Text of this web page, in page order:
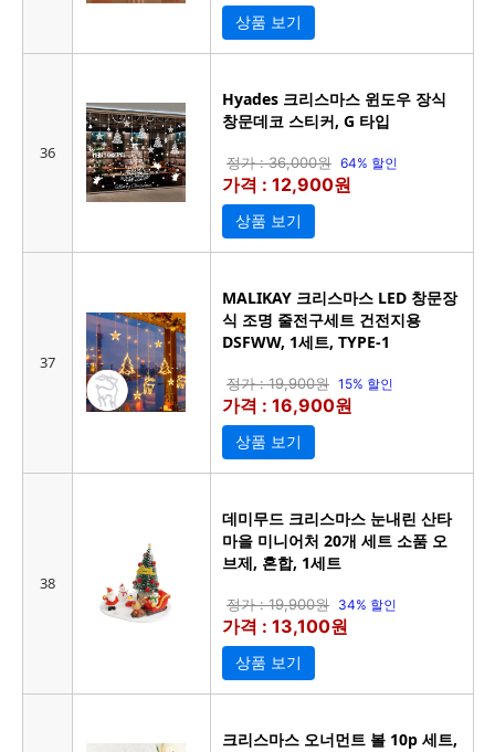
상품 보기
36
Hyades 크리스마스 윈도우 장식
창문데코 스티커, G 타입
정가 : 36,000원 64% 할인
가격 : 12,900원
상품 보기
37
MALIKAY 크리스마스 LED 창문장
식 조명 줄전구세트 건전지용
DSFWW, 1세트, TYPE-1
정가 : 19,900원 15% 할인
가격 : 16,900원
상품 보기
38
데미무드 크리스마스 눈내린 산타
마을 미니어처 20개 세트 소품 오
브제, 혼합, 1세트
정가 : 19,900원 34% 할인
가격 : 13,100원
상품 보기
크리스마스 오너먼트 볼 10p 세트,